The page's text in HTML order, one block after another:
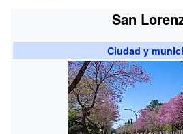
San
Ciudad y